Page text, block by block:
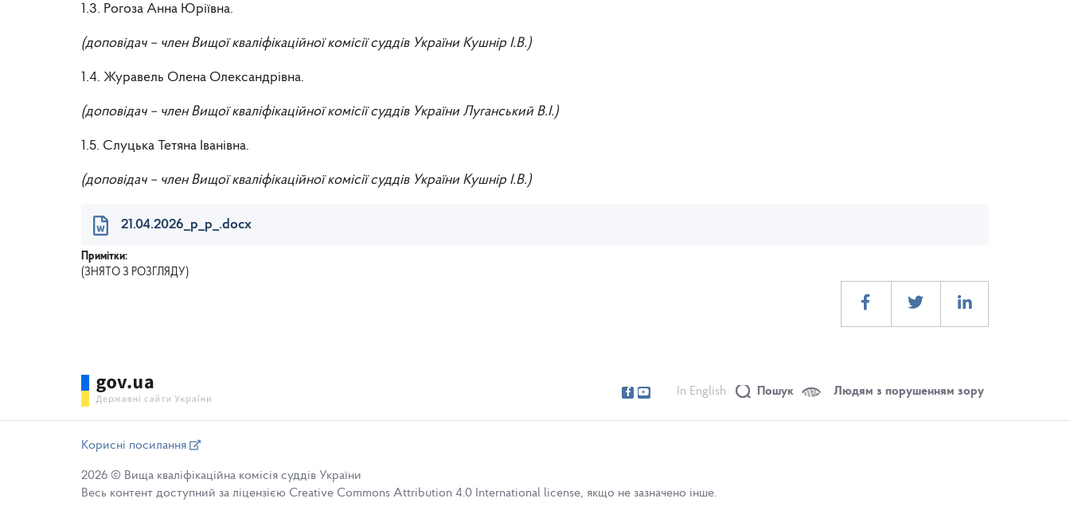
1.3. Рогоза Анна Юріївна.
(доповідач – член Вищої кваліфікаційної комісії суддів України Кушнір І.В.)
1.4. Журавель Олена Олександрівна.
(доповідач – член Вищої кваліфікаційної комісії суддів України Луганський В.І.)
1.5. Слуцька Тетяна Іванівна.
(доповідач – член Вищої кваліфікаційної комісії суддів України Кушнір І.В.)
21.04.2026_p_p_.docx
Примітки:
(ЗНЯТО З РОЗГЛЯДУ)
Людям з порушенням зору
Пошук
In English
Корисні посилання
2026 © Вища кваліфікаційна комісія суддів України
Весь контент доступний за ліцензією Creative Commons Attribution 4.0 International license, якщо не зазначено інше.